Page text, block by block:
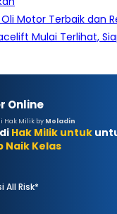
Motor Terbaik dan
Mulai Terlihat,
Online
Hak Milik by Moladin
Hak Milik untuk
Naik Kelas
All Risk*